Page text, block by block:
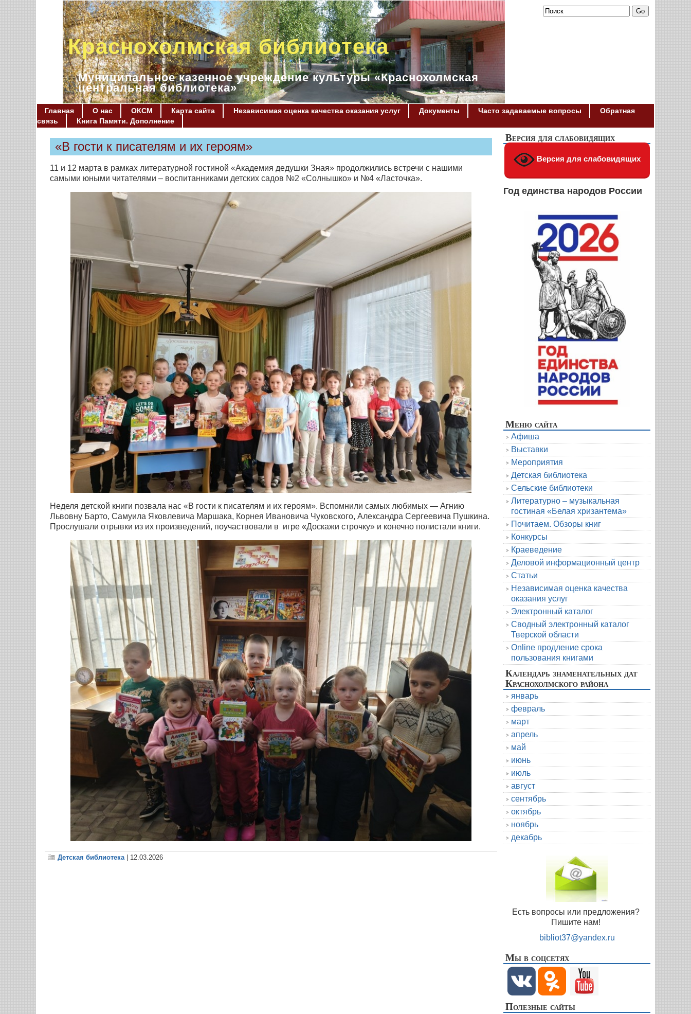
Краснохолмская библиотека
Муниципальное казенное учреждение культуры «Краснохолмская
центральная библиотека»
Главная О нас ОКСМ Карта сайта Независимая оценка качества оказания услуг Документы Часто задаваемые вопросы
Обратная
связь
Книга Памяти. Дополнение
«В гости к писателям и их героям»
11 и 12 марта в рамках литературной гостиной «Академия дедушки Зная» продолжились встречи с нашими
самыми юными читателями – воспитанниками детских садов №2 «Солнышко» и №4 «Ласточка».
Неделя детской книги позвала нас «В гости к писателям и их героям». Вспомнили самых любимых — Агнию
Львовну Барто, Самуила Яковлевича Маршака, Корнея Ивановича Чуковского, Александра Сергеевича Пушкина.
Прослушали отрывки из их произведений, поучаствовали в игре «Доскажи строчку» и конечно полистали книги.
Детская библиотека| 12.03.2026
Версия для слабовидящих
Версия для слабовидящих
Год единства народов России
Меню сайта
Афиша
Выставки
Мероприятия
Детская библиотека
Сельские библиотеки
Литературно – музыкальная
гостиная «Белая хризантема»
Почитаем. Обзоры книг
Конкурсы
Краеведение
Деловой информационный центр
Статьи
Независимая оценка качества
оказания услуг
Электронный каталог
Сводный электронный каталог
Тверской области
Online продление срока
пользования книгами
Календарь знаменательных дат
Краснохолмского района
январь
февраль
март
апрель
май
июнь
июль
август
сентябрь
октябрь
ноябрь
декабрь
Есть вопросы или предложения?
Пишите нам!
bibliot37@yandex.ru
Мы в соцсетях
Полезные сайты